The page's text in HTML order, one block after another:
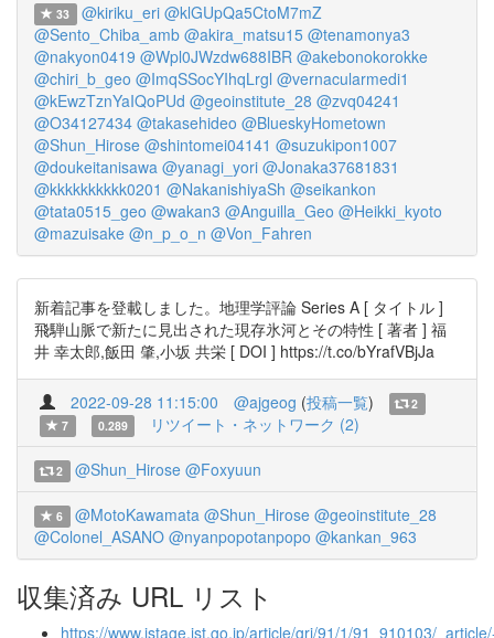
33 @kiriku_eri @klGUpQa5CtoM7mZ
@Sento_Chiba_amb @akira_matsu15 @tenamonya3
@nakyon0419 @Wpl0JWzdw688IBR @akebonokorokke
@chiri_b_geo @ImqSSocYIhqLrgl @vernacularmedi1
@kEwzTznYaIQoPUd @geoinstitute_28 @zvq04241
@O34127434 @takasehideo @BlueskyHometown
@Shun_Hirose @shintomei04141 @suzukipon1007
@doukeitanisawa @yanagi_yori @Jonaka37681831
@kkkkkkkkkk0201 @NakanishiyaSh @seikankon
@tata0515_geo @wakan3 @Anguilla_Geo @Heikki_kyoto
@mazuisake @n_p_o_n @Von_Fahren
新着記事を登載しました。地理学評論 Series A [ タイトル ]
飛騨山脈で新たに見出された現存氷河とその特性 [ 著者 ] 福
井 幸太郎,飯田 肇,小坂 共栄 [ DOI ] https://t.co/bYrafVBjJa
2022-09-28 11:15:00 @ajgeog (投稿一覧)
2
7
0.289 リツイート・ネットワーク (2)
2 @Shun_Hirose @Foxyuun
6 @MotoKawamata @Shun_Hirose @geoinstitute_28
@Colonel_ASANO @nyanpopotanpopo @kankan_963
収集済み URL リスト
https://www.jstage.jst.go.jp/article/grj/91/1/91_910103/